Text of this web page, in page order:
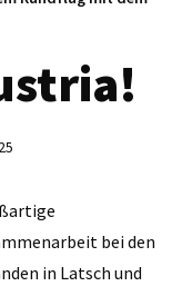
bei den
in Latsch und